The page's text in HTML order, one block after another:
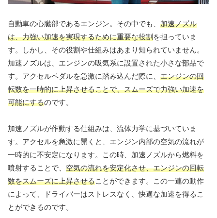
自動車の心臓部であるエンジン。その中でも、 加速ノズル
は、力強い加速を実現するために重要な役割を担っていま
す。しかし、その役割や仕組みはあまり知られていません。
加速ノズルは、エンジンの吸気系に設置された小さな部品で
す。アクセルペダルを急激に踏み込んだ際に、 エンジンの回
転数を一時的に上昇させることで、スムーズで力強い加速を
可能にするのです。
加速ノズルが作動する仕組みは、流体力学に基づいていま
す。アクセルを急激に開くと、エンジン内部の空気の流れが
一時的に不安定になります。この時、加速ノズルから燃料を
噴射することで、 空気の流れを安定化させ、エンジンの回転
数をスムーズに上昇させることができます。この一連の動作
によって、ドライバーはストレスなく、快適な加速を得るこ
とができるのです。